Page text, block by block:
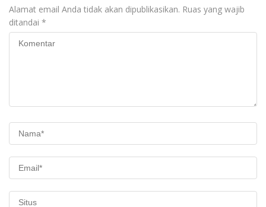
Alamat email Anda tidak akan dipublikasikan. Ruas yang wajib
ditandai *